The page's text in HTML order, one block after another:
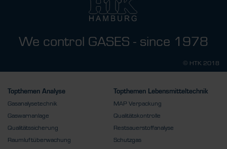
We control GASES - since 1978
© HTK 2018
Topthemen Analyse
Gasanalysetechnik
Gaswarnanlage
Qualitätssicherung
Raumluftüberwachung
Topthemen Lebensmitteltechnik
MAP Verpackung
Qualitätskontrolle
Restsauerstoffanalyse
Schutzgas